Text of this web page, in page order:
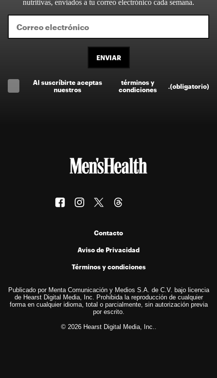
nutritivas, enviados a tu correo electrónico cada semana.
ENVIAR
Al suscríbirte aceptas
nuestros
términos y
condiciones
(obligatorio)
Contacto
Aviso de Privacidad
Términos y condiciones
Publicado por Menta Comunicación y Medios S.A. de C.V. bajo licencia
de Hearst Digital Media, Inc. Prohibida la reproducción de cualquier
forma en cualquier idioma, total o parcialmente, sin autorización previa
por escrito.
© 2026 Hearst Digital Media, Inc..